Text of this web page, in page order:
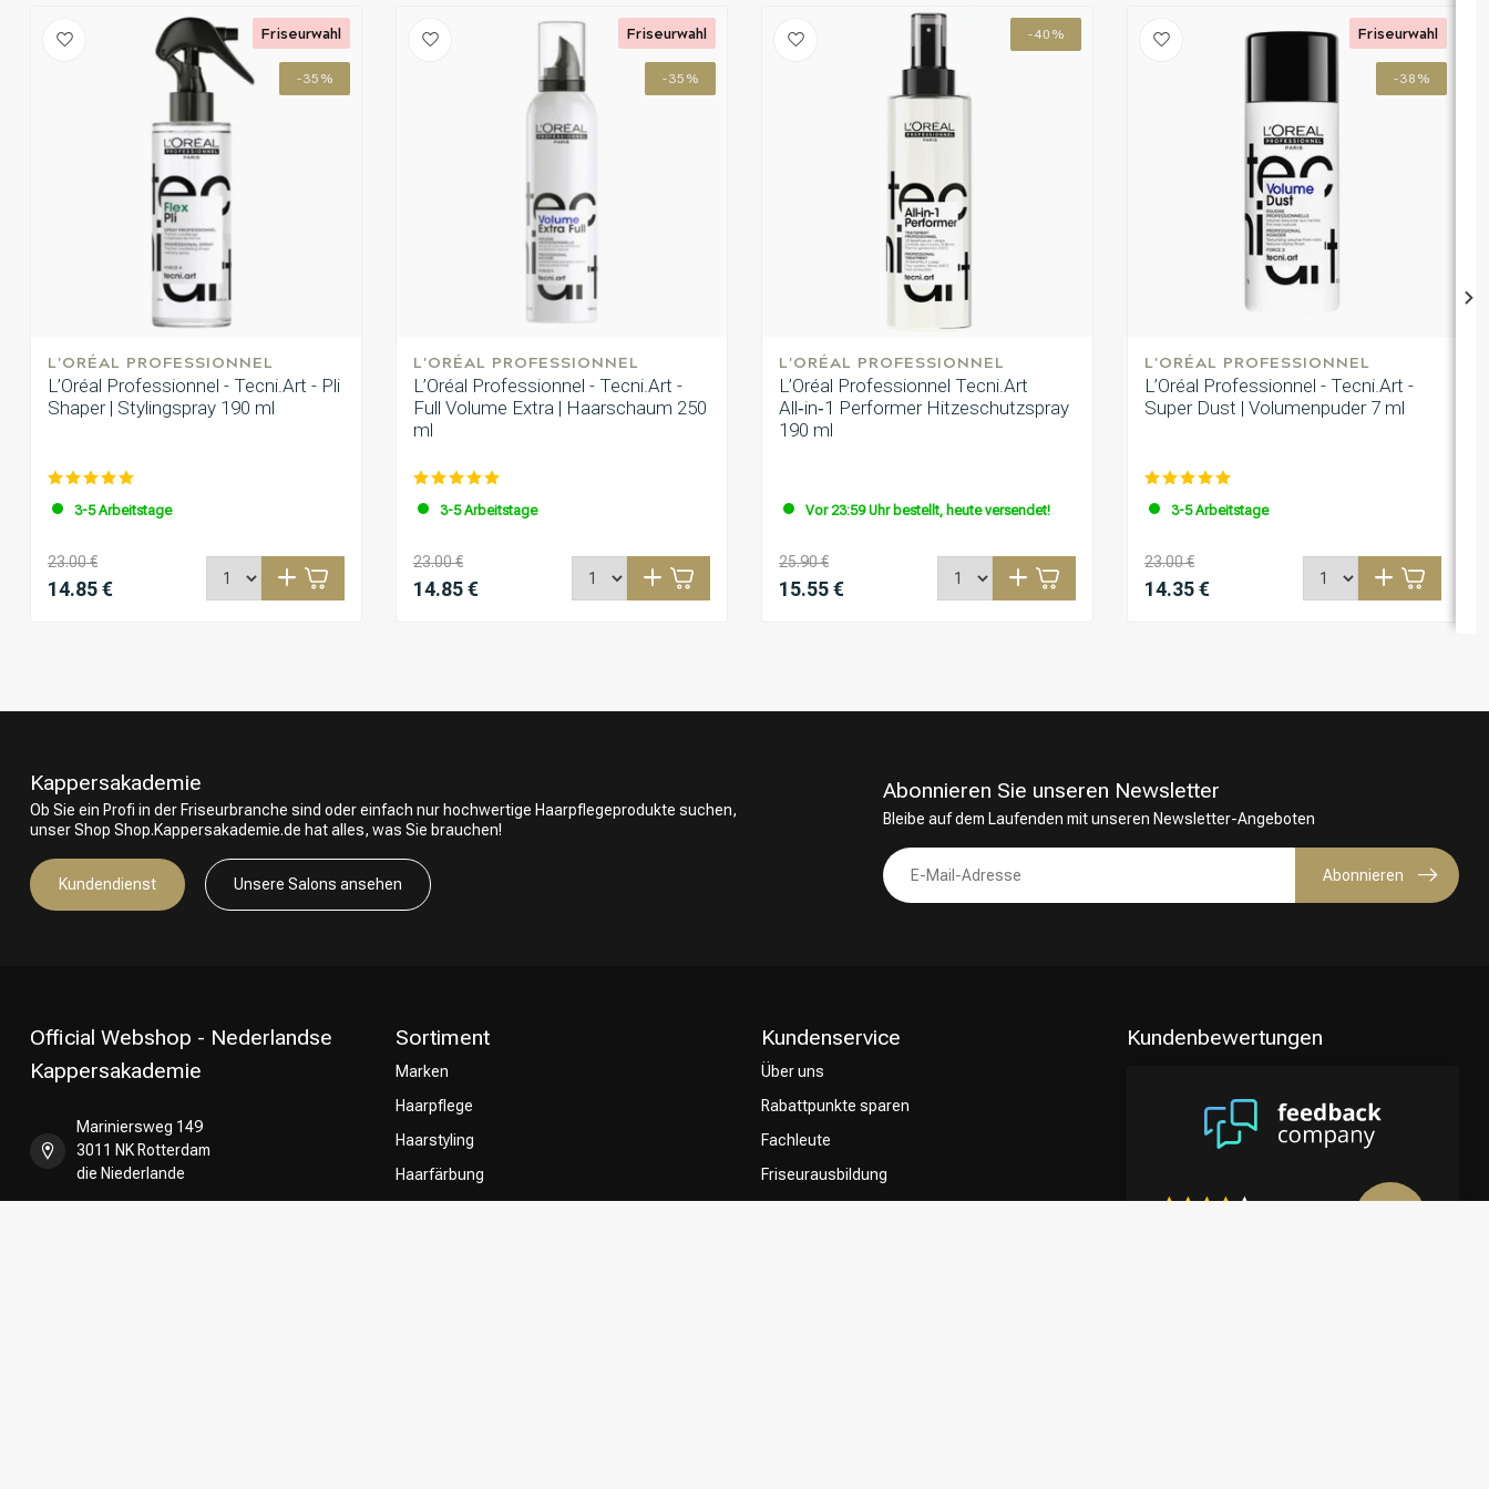
-35%
L'ORÉAL PROFESSIONNEL
L’Oréal Professionnel - Tecni.Art - Pli
Shaper | Stylingspray 190 ml
3-5 Arbeitstage
23.00 €
14.85 €
Friseurwahl
-35%
L'ORÉAL PROFESSIONNEL
L’Oréal Professionnel - Tecni.Art -
Full Volume Extra | Haarschaum 250
ml
3-5 Arbeitstage
23.00 €
14.85 €
Friseurwahl -40%
L'ORÉAL PROFESSIONNEL
L’Oréal Professionnel Tecni.Art
All‑in‑1 Performer Hitzeschutzspray
190 ml
Vor 23:59 Uhr bestellt, heute versendet!
25.90 €
15.55 €
-38%
L'ORÉAL PROFESSIONNEL
L’Oréal Professionnel - Tecni.Art -
Super Dust | Volumenpuder 7 ml
3-5 Arbeitstage
23.00 €
14.35 €
Friseurwahl
Kappersakademie
Ob Sie ein Profi in der Friseurbranche sind oder einfach nur hochwertige Haarpflegeprodukte suchen,
unser Shop Shop.Kappersakademie.de hat alles, was Sie brauchen!
Kundendienst Unsere Salons ansehen
Abonnieren Sie unseren Newsletter
Bleibe auf dem Laufenden mit unseren Newsletter-Angeboten
Abonnieren
Official Webshop - Nederlandse
Kappersakademie
Mariniersweg 149
3011 NK Rotterdam
die Niederlande
Sortiment
Marken
Haarpflege
Haarstyling
Haarfärbung
Kundenservice
Über uns
Rabattpunkte sparen
Fachleute
Friseurausbildung
Kundenbewertungen